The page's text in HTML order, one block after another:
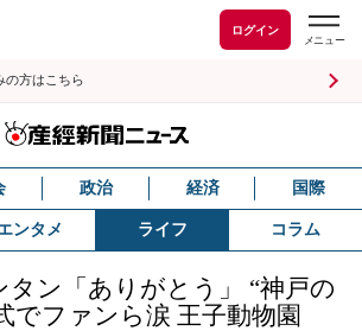
ログイン
の方はこちら
政治 経済 国際
ンタメ ライフ コラム
ン「ありがとう」 “神戸の
でファンら涙 王子動物園